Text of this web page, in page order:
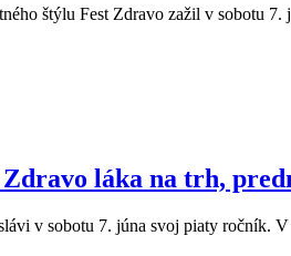
štýlu Fest Zdravo zažil v sobotu
láka na trh,
v sobotu 7. júna svoj piaty ročník.